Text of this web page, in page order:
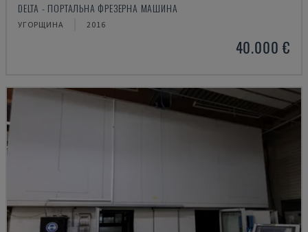
DELTA - ПОРТАЛЬНА ФРЕЗЕРНА МАШИНА
УГОРЩИНА 2016
40.000 €